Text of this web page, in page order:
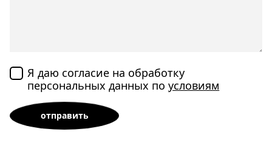
Я даю согласие на обработку
персональных данных поусловиям